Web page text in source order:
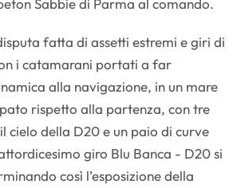
Sabbie di Parma al comando.
fatta di assetti estremi e giri di
i catamarani portati a far
alla navigazione, in un mare
rispetto alla partenza, con tre
cielo della D20 e un paio di curve
giro Blu Banca - D20 si
così l’esposizione della